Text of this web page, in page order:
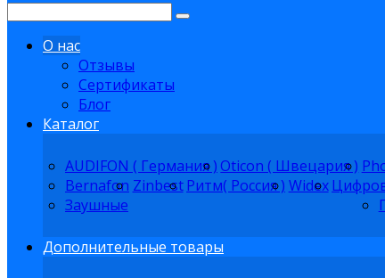
О нас
Отзывы
Сертификаты
Блог
Каталог
AUDIFON ( Германия )Oticon ( Швецария )
Bernafon Zinbest Ритм( Россия ) Widex
Заушные
Дополнительные товары